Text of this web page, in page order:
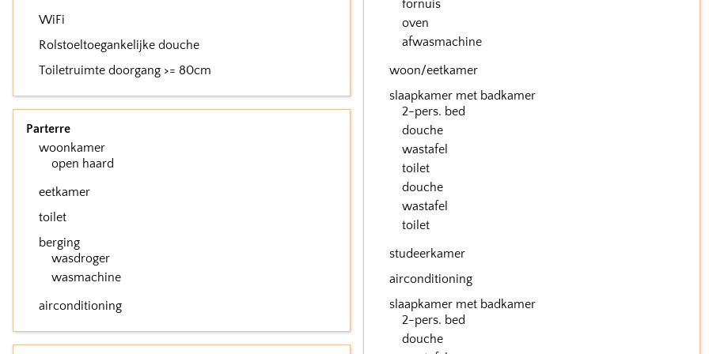
WiFi
Rolstoeltoegankelijke douche
Toiletruimte doorgang >= 80cm
Parterre
woonkamer
open haard
eetkamer
toilet
berging
wasdroger
wasmachine
airconditioning
fornuis
oven
afwasmachine
woon/eetkamer
slaapkamer met badkamer
2-pers. bed
douche
wastafel
toilet
douche
wastafel
toilet
studeerkamer
airconditioning
slaapkamer met badkamer
2-pers. bed
douche